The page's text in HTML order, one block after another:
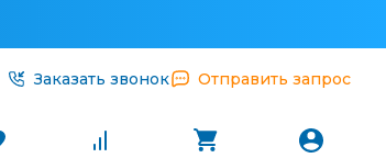
Заказать звонок Отправить запрос